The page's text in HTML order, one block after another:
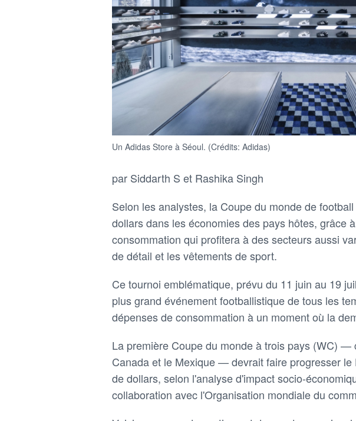
Un Adidas Store à Séoul. (Crédits: Adidas)
par Siddarth S et Rashika Singh
Selon les analystes, la Coupe du monde de
dollars dans les économies des pays hôtes, grâce
consommation qui profitera à des secteurs aussi
de détail et les vêtements de sport.
Ce tournoi emblématique, prévu du 11 juin au 19
plus grand événement footballistique de tous les
dépenses de consommation à un moment où la
La première Coupe du monde à trois pays (WC) —
Canada et le Mexique — devrait faire progresser
de dollars, selon l'analyse d'impact socio-
collaboration avec l'Organisation mondiale du